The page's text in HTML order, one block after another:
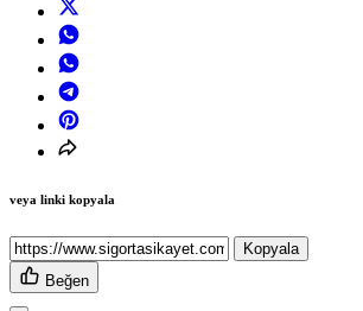
veya linki kopyala
Kopyala
Beğen